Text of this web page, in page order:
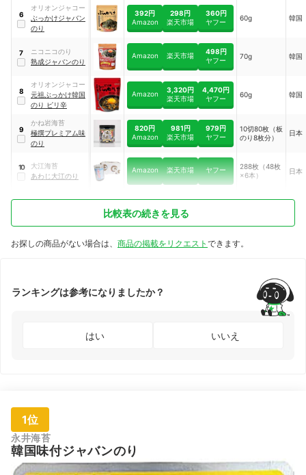
6
オリオンジャコー
ぶっかけジャバン
のり
392円
Amazon
298円
楽天市場
360円
ヤフー
60g 韓国
7
ニコニコのり
熟成ジャバンのり
Amazon 楽天市場
498円
ヤフー
70g 韓国
8
オリオンジャコー
元祖ぶっかけ韓国
のり ピリ辛
Amazon
3,320円
楽天市場
4,470円
ヤフー
60g 韓国
9
かね岩海苔
極撰プレミアム味
のり
820円
Amazon
981円
楽天市場
979円
ヤフー
10切80枚（板
のり8枚分）
日本
10
大江海苔
あわじ大江のり
Amazon 楽天市場 ヤフー
288枚（48枚
×6本）
日本
比較表の続きを見る
お探しの商品がない場合は、 商品の掲載をリクエスト できます。
ランキングは参考になりましたか？
はい いいえ
1位
永井海苔
韓国味付ジャバンのり